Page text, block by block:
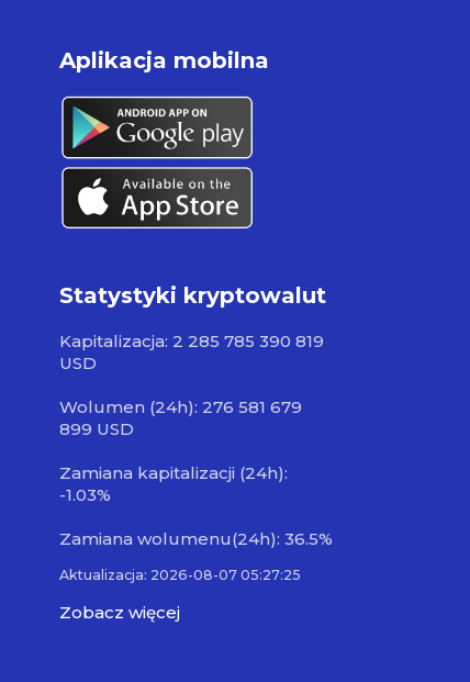
Aplikacja mobilna
Statystyki kryptowalut
Kapitalizacja: 2 285 785 390 819
USD
Wolumen (24h): 276 581 679
899 USD
Zamiana kapitalizacji (24h):
-1.03%
Zamiana wolumenu(24h): 36.5%
Aktualizacja: 2026-08-07 05:27:25
Zobacz więcej